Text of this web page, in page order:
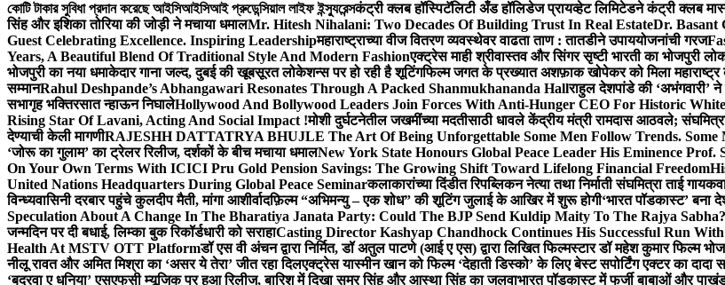
কোটি টাকার সুবিধা প্রদান করেছে আইসিআইসিআই প্রুডেন্সিয়াল লাইফ ইন্স্যুরেন্সकंट्री क्लब हॉस्पिटॅलिटी अँड हॉलिडेज प्रायव्हेट लिमिटेडने कंट्री क्लब
सिंह और इशिका तोरिया की जोड़ी ने मचाया धमालMr. Hitesh Nihalani: Two Decades Of Building Trust In Real EstateDr. Basant
Guest Celebrating Excellence. Inspiring Leadershipमहाराष्ट्राच्या वीज वितरण व्यवस्थेवर वाढता ताण : तातडीने उपाययोजनांची गरज
Years, A Beautiful Blend Of Traditional Style And Modern Fashionएक्ट्रेस माही श्रीवास्तव और सिंगर सृष्टी भारती का भोजपुरी
भोजपुरी का नया धमाकेदार गाना जल्द, दुबई की खूबसूरत लोकेशन्स पर हो रही है शूटिंगफिल्म जगत के प्रख्यात अशफ़ाक खोपेकर को मिला महाराष्ट्र
सम्मानRahul Deshpande’s Abhangawari Resonates Through A Packed Shanmukhananda Hallराहुल देशपांडे की ‘अभंगवारी’
सभागृह भक्तिरसात न्हाऊन निघालेHollywood And Bollywood Leaders Join Forces With Anti-Hunger CEO For Historic
Rising Star Of Lavani, Acting And Social Impact !मोशी दुर्घटनेतील जखमींच्या मदतीसाठी धावले केंद्रीय मंत्री रामदास आठवले;
देण्याची केली मागणीRAJESHH DATTATRYA BHUJLE The Art Of Being Unforgettable Some Men Follow Trends. Some
‘जोरू का गुलाम’ का ट्रेलर रिलीज, दर्शकों के बीच मचाया धमालNew York State Honours Global Peace Leader His Eminence
On Your Own Terms With ICICI Pru Gold Pension Savings: The Growing Shift Toward Lifelong Financial Freedom
United Nations Headquarters During Global Peace Seminarकलाकारांच्या दिंडीत रिपब्लिकन नेत्या तथा निर्माती संघमित्रा ताई
विन्ध्यवासिनी दरबार पहुंचे कुलदीप मैती, मांगा आशीर्वादफ़िल्म “अभिमन्यु – एक शोध” की शूटिंग जुलाई के आखिर में शुरू होगी‘भारत पॉडकास्ट’
Speculation About A Change In The Bharatiya Janata Party: Could The BJP Send Kuldip Maity To The Rajya
जन्मदिन पर दी बधाई, लिम्का बुक रिकॉर्डधारी को सराहाCasting Director Kashyap Chandhock Continues His Successful Run With
Health At MSTV OTT Platformडॉ एस वी अंचन द्वारा निर्मित, डॉ अतुल पाटणे (आई ए एस) द्वारा लिखित फिल्मस्टार डॉ महेश कुमार फिल्म
नीलू रावत और अमित मिश्रा का ‘असर ये तेरा’ जीत रहा दिलएक्ट्रेस यास्मीन खान को फिल्म ‘देहाती डिस्को’ के लिए बेस्ट सपोर्टिंग एक्टर का
‘बदरवा ए धनिया’ एसएफसी म्यूजिक पर हुआ रिलीज, बारिश में दिखा समर सिंह और आस्था सिंह का जलवाभारत पॉडकास्ट में फर्जी बाबाओं और पाखंड